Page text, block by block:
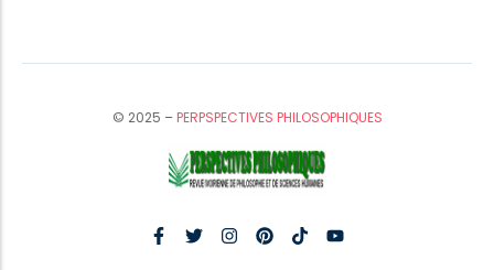
© 2025 –PERPSPECTIVES PHILOSOPHIQUES